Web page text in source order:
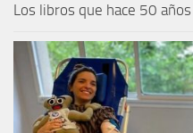
Los libros que hace 50